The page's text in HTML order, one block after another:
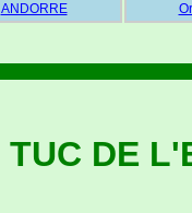
ANDORRE
TUC DE